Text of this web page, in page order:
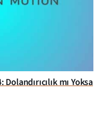
mı Yoksa